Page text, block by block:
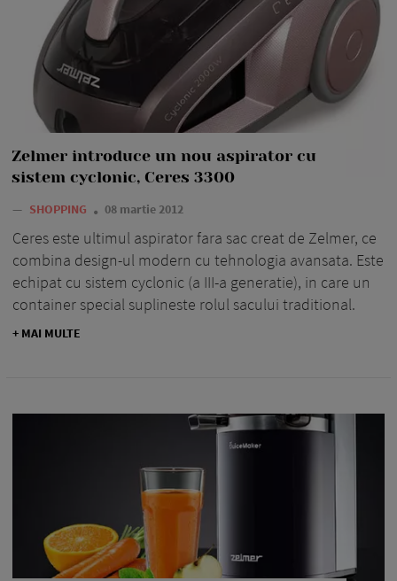
Zelmer introduce un nou aspirator cu
sistem cyclonic, Ceres 3300
— SHOPPING 08 martie 2012
Ceres este ultimul aspirator fara sac creat de Zelmer, ce
combina design-ul modern cu tehnologia avansata. Este
echipat cu sistem cyclonic (a III-a generatie), in care un
container special suplineste rolul sacului traditional.
+ MAI MULTE